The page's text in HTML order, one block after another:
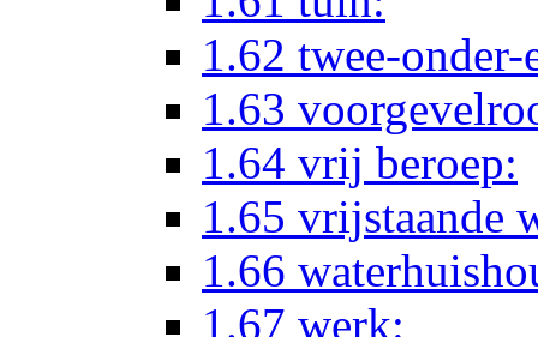
1.62 twee-
1.63
1.64 vrij beroep:
1.65 vrijstaande
1.66
1.67 werk: